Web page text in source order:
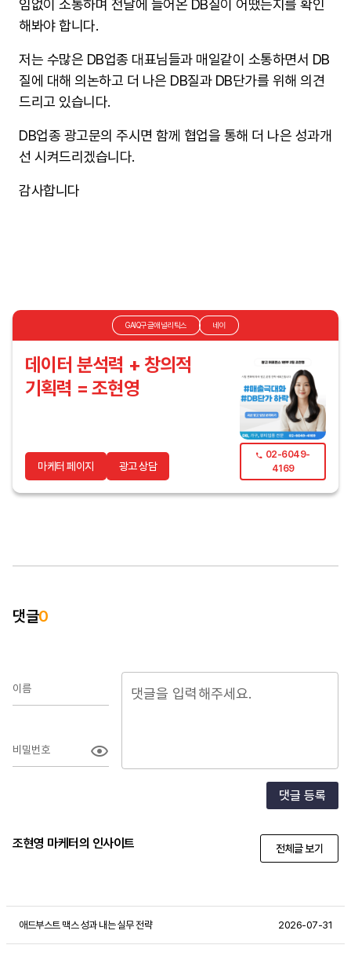
임없이 소통하며 전날에 들어온 DB질이 어땠는지를 확인
해봐야 합니다.
저는 수많은 DB업종 대표님들과 매일같이 소통하면서 DB
질에 대해 의논하고 더 나은 DB질과 DB단가를 위해 의견
드리고 있습니다.
DB업종 광고문의 주시면 함께 협업을 통해 더 나은 성과개
선 시켜드리겠습니다.
감사합니다
GAIQ구글애널리틱스 네이
데이터 분석력 + 창의적
기획력 = 조현영
마케터 페이지 광고 상담
02-6049-
4169
댓글0
이름
비밀번호
댓글 등록
조현영 마케터의 인사이트 전체글 보기
애드부스트 맥스 성과 내는 실무 전략 2026-07-31